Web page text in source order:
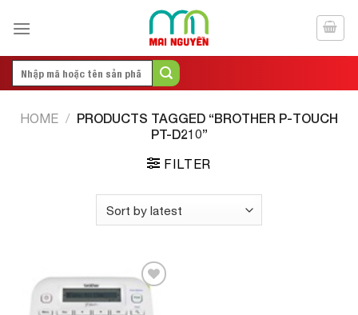
Search
HOME / PRODUCTS TAGGED “BROTHER P-TOUCH
PT-D210”
FILTER
Add to
Wishlist